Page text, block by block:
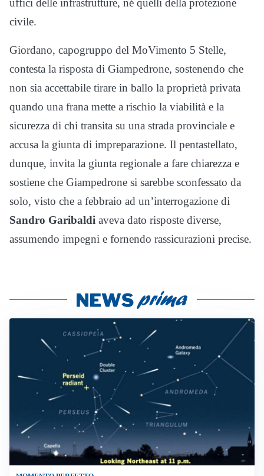
uffici delle infrastrutture, né quelli della protezione
civile.
Giordano, capogruppo del MoVimento 5 Stelle,
contesta la risposta di Giampedrone, sostenendo che
non sia accettabile tirare in ballo la proprietà privata
quando una frana mette a rischio la viabilità e la
sicurezza di chi transita su una strada provinciale e
accusa la giunta di impreparazione. Il pentastellato,
dunque, invita la giunta regionale a fare chiarezza e
sostiene che Giampedrone si sarebbe sconfessato da
solo, visto che a febbraio ad un’interrogazione di
Sandro Garibaldi aveva dato risposte diverse,
assumendo impegni e fornendo rassicurazioni precise.